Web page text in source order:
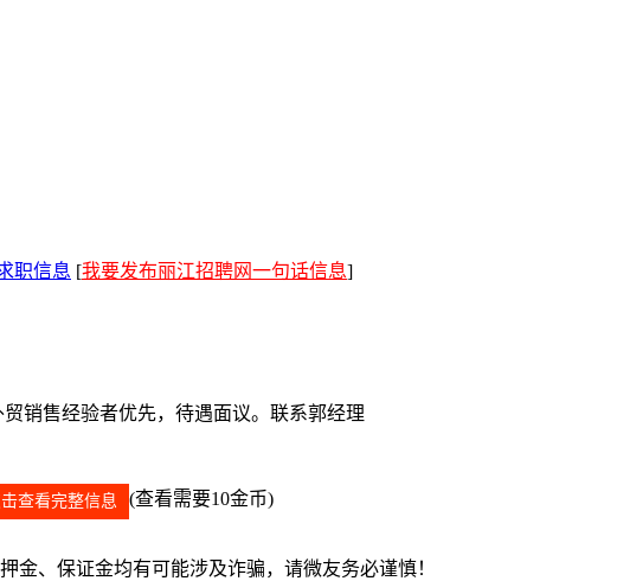
职信息 [我要发布丽江招聘网一句话信息]
销售经验者优先，待遇面议。联系郭经理
查看完整信息 (查看需要10金币)
金、保证金均有可能涉及诈骗，请微友务必谨慎！